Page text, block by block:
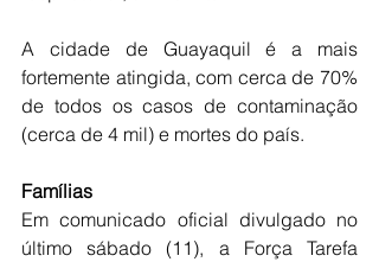
A cidade de Guayaquil é a mais
fortemente atingida, com cerca de 70%
de todos os casos de contaminação
(cerca de 4 mil) e mortes do país.
Famílias
Em comunicado oficial divulgado no
último sábado (11), a Força Tarefa